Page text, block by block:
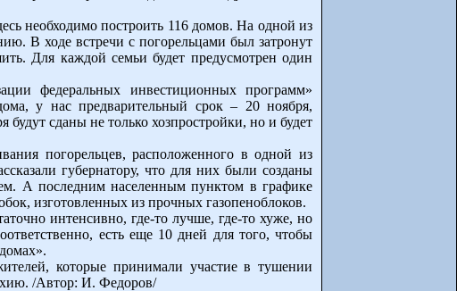
необходимо построить 116 домов. На одной из
В ходе встречи с погорельцами был затронут
Для каждой семьи будет предусмотрен один
федеральных инвестиционных программ»
у нас предварительный срок – 20 ноября,
сданы не только хозпростройки, но и будет
погорельцев, расположенного в одной из
губернатору, что для них были созданы
А последним населенным пунктом в графике
изготовленных из прочных газопеноблоков.
интенсивно, где-то лучше, где-то хуже, но
есть еще 10 дней для того, чтобы
которые принимали участие в тушении
/Автор: И. Федоров/